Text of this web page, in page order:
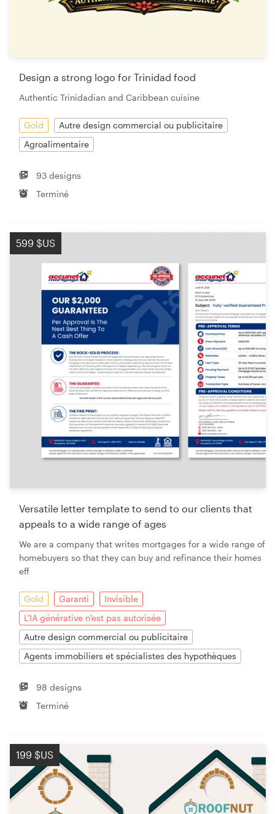
Design a strong logo for Trinidad food
Authentic Trinidadian and Caribbean cuisine
Gold
Autre design commercial ou publicitaire
Agroalimentaire
93 designs
Terminé
599 $US
Versatile letter template to send to our clients that
appeals to a wide range of ages
We are a company that writes mortgages for a wide range of
homebuyers so that they can buy and refinance their homes
eff
Gold Garanti
Invisible
L'IA générative n'est pas autorisée
Autre design commercial ou publicitaire
Agents immobiliers et spécialistes des hypothèques
98 designs
Terminé
199 $US